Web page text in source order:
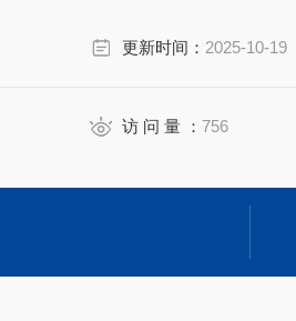
更新时间： 2025-10-19
访 问 量 ： 756